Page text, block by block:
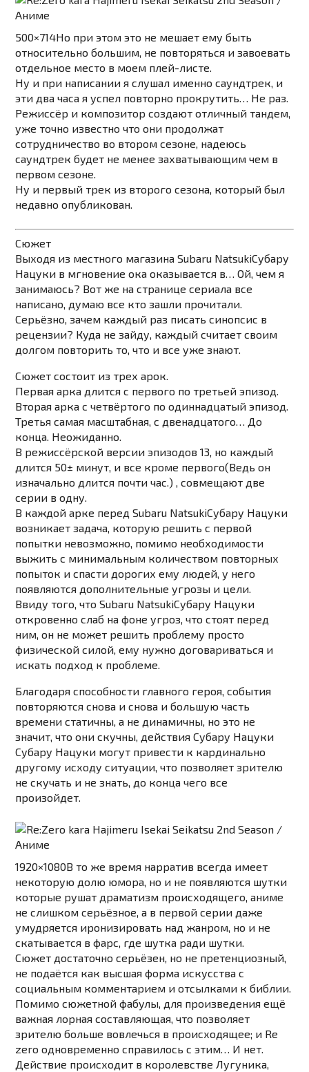
500×714Hо при этом это не мешает ему быть
относительно большим, не повторяться и завоевать
отдельное место в моем плей-листе.
Ну и при написании я слушал именно саундтрек, и
эти два часа я успел повторно прокрутить… Не раз.
Режиссёр и композитор создают отличный тандем,
уже точно известно что они продолжат
сотрудничество во втором сезоне, надеюсь
саундтрек будет не менее захватывающим чем в
первом сезоне.
Ну и первый трек из второго сезона, который был
недавно опубликован.
Сюжет
Выходя из местного магазинаSubaru NatsukiСубару
Нацуки в мгновение ока оказывается в… Ой, чем я
занимаюсь? Вот же на странице сериала все
написано, думаю все кто зашли прочитали.
Серьёзно, зачем каждый раз писать синопсис в
рецензии? Куда не зайду, каждый считает своим
долгом повторить то, что и все уже знают.
Сюжет состоит из трех арок.
Первая арка длится с первого по третьей эпизод.
Вторая арка с четвёртого по одиннадцатый эпизод.
Третья самая масштабная, с двенадцатого… До
конца. Неожиданно.
В режиссёрской версии эпизодов 13, но каждый
длится 50± минут, и все кроме первого(Ведь он
изначально длится почти час.) , совмещают две
серии в одну.
В каждой арке передSubaru NatsukiСубару Нацуки
возникает задача, которую решить с первой
попытки невозможно, помимо необходимости
выжить с минимальным количеством повторных
попыток и спасти дорогих ему людей, у него
появляются дополнительные угрозы и цели.
Ввиду того, чтоSubaru NatsukiСубару Нацуки
откровенно слаб на фоне угроз, что стоят перед
ним, он не может решить проблему просто
физической силой, ему нужно договариваться и
искать подход к проблеме.
Благодаря способности главного героя, события
повторяются снова и снова и большую часть
времени статичны, а не динамичны, но это не
значит, что они скучны, действия Субару Нацуки
Субару Нацуки могут привести к кардинально
другому исходу ситуации, что позволяет зрителю
не скучать и не знать, до конца чего все
произойдет.
1920×1080В то же время нарратив всегда имеет
некоторую долю юмора, но и не появляются шутки
которые рушат драматизм происходящего, аниме
не слишком серьёзное, а в первой серии даже
умудряется иронизировать над жанром, но и не
скатывается в фарс, где шутка ради шутки.
Сюжет достаточно серьёзен, но не претенциозный,
не подаётся как высшая форма искусства с
социальным комментарием и отсылками к библии.
Помимо сюжетной фабулы, для произведения ещё
важная лорная составляющая, что позволяет
зрителю больше вовлечься в происходящее; и Re
zero одновременно справилось с этим… И нет.
Действие происходит в королевстве Лугуника,